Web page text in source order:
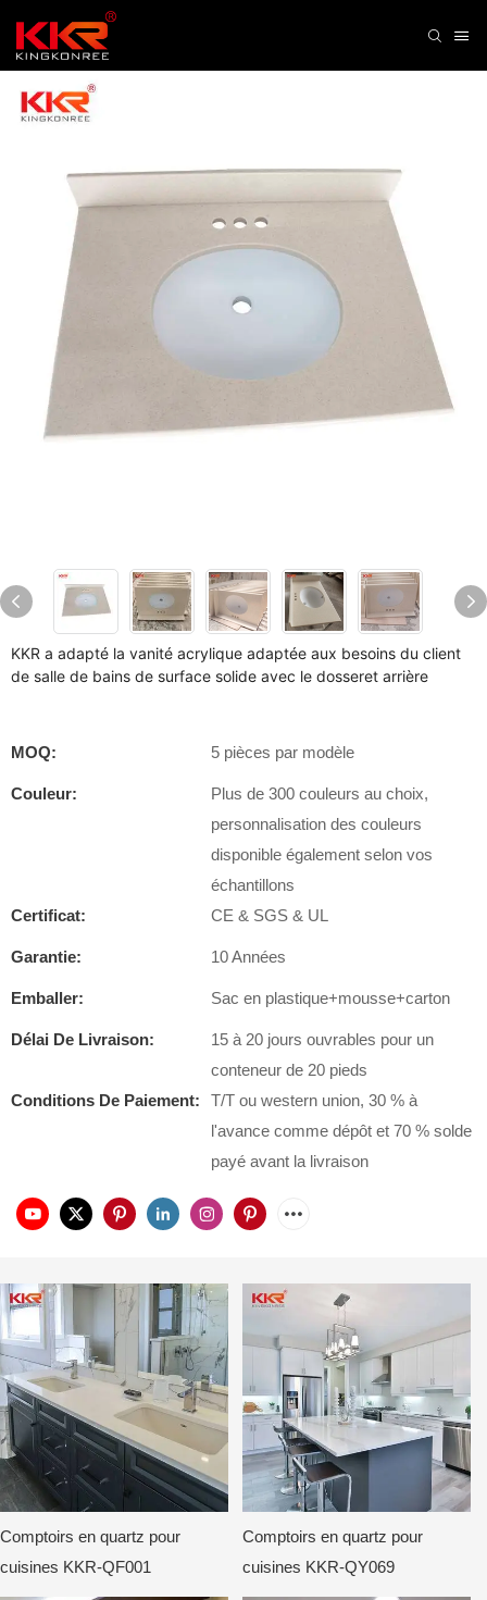
KKR a adapté la vanité acrylique adaptée aux besoins du client
de salle de bains de surface solide avec le dosseret arrière
MOQ: 5 pièces par modèle
Couleur:
Plus de 300 couleurs au choix,
personnalisation des couleurs
disponible également selon vos
échantillons
Certificat:
CE & SGS & UL
Garantie: 10 Années
Emballer: Sac en plastique+mousse+carton
Délai De Livraison:
15 à 20 jours ouvrables pour un
conteneur de 20 pieds
Conditions De Paiement:
T/T ou western union, 30 % à
l'avance comme dépôt et 70 % solde
payé avant la livraison
Comptoirs en quartz pour
cuisines KKR-QF001
Comptoirs en quartz pour
cuisines KKR-QY069